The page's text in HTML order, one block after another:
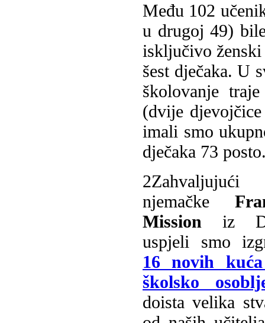
Među 102
u drugoj 49)
isključivo ženski
šest dječaka. U
školovanje
(dvije
imali smo
dječaka 73
2
njemačke
Mission iz
uspjeli smo
16 novih
školsko
doista velika